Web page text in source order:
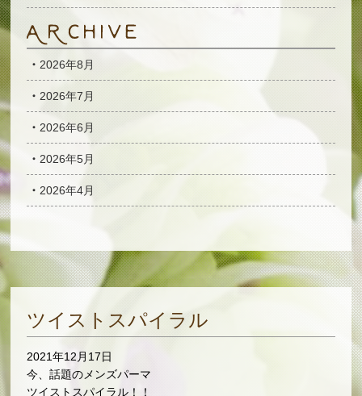
2026年8月
2026年7月
2026年6月
2026年5月
2026年4月
ツイストスパイラル
2021年12月17日
今、話題のメンズパーマ
ツイストスパイラル！！